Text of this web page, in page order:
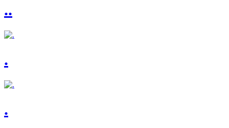
..
.
.